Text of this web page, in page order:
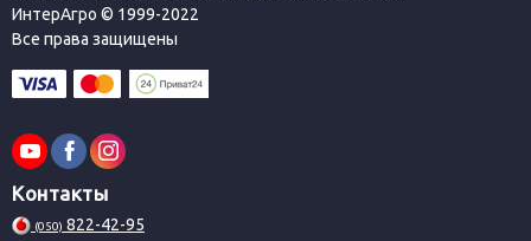
ИнтерАгро © 1999-2022
Все права защищены
Контакты
(050) 822-42-95